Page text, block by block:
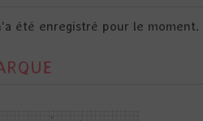
été enregistré pour le moment.